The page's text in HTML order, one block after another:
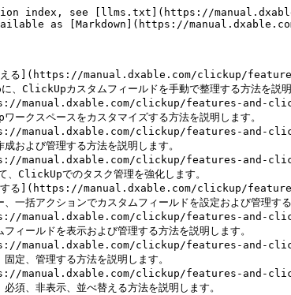
index, see [llms.txt](https://
as [Markdown](https://
べ替える](https://manual.dxable.com/clickup/
、ClickUpカスタムフィールドを手動で整理する方法を説明
manual.dxable.com/clickup/features-and-
ークスペースをカスタマイズする方法を説明します。
manual.dxable.com/clickup/features-and-
および管理する方法を説明します。
manual.dxable.com/clickup/features-and-
、ClickUpでのタスク管理を強化します。
設定する](https://manual.dxable.com/clickup/
一括アクションでカスタムフィールドを設定および管理する
manual.dxable.com/clickup/features-and-
ィールドを表示および管理する方法を説明します。
manual.dxable.com/clickup/features-and-
定、管理する方法を説明します。
manual.dxable.com/clickup/features-and-
須、非表示、並べ替える方法を説明します。